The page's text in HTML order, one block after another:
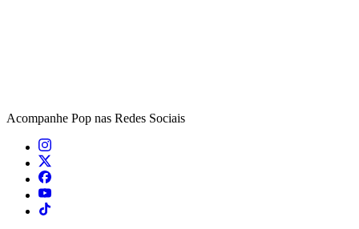
Acompanhe Pop nas Redes Sociais